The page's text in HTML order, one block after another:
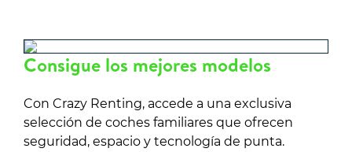
Consigue los mejores modelos
Con Crazy Renting, accede a una exclusiva
selección de coches familiares que ofrecen
seguridad, espacio y tecnología de punta.